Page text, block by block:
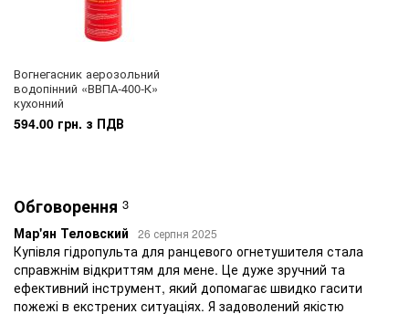
Вогнегасник аерозольний
водопінний «ВВПА-400-К»
кухонний
594.00 грн. з ПДВ
Обговорення 3
Мар'ян Теловский 26 серпня 2025
Купівля гідропульта для ранцевого огнетушителя стала
справжнім відкриттям для мене. Це дуже зручний та
ефективний інструмент, який допомагає швидко гасити
пожежі в екстрених ситуаціях. Я задоволений якістю